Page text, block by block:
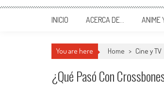
INICIO ACERCA DE… ANIME
You are here Home > Cine y TV
¿Qué Pasó Con